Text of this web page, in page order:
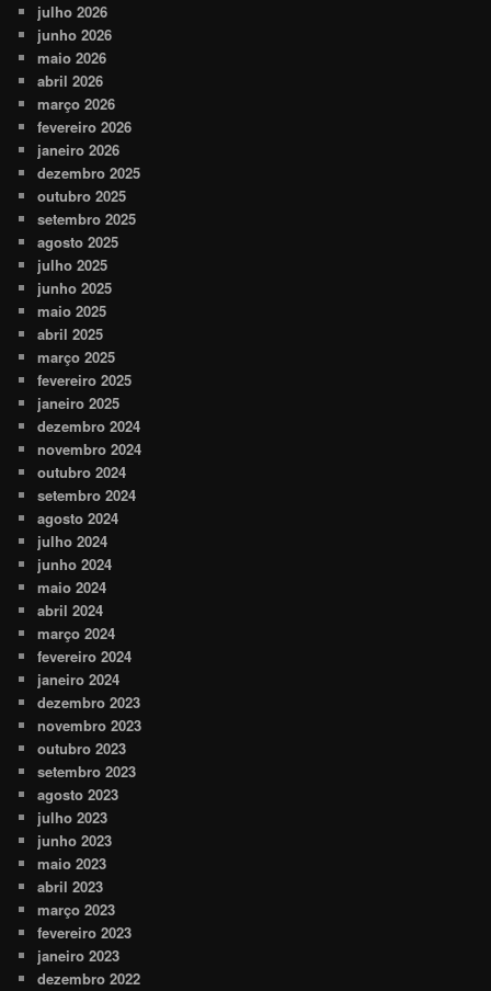
julho 2026
junho 2026
maio 2026
abril 2026
março 2026
fevereiro 2026
janeiro 2026
dezembro 2025
outubro 2025
setembro 2025
agosto 2025
julho 2025
junho 2025
maio 2025
abril 2025
março 2025
fevereiro 2025
janeiro 2025
dezembro 2024
novembro 2024
outubro 2024
setembro 2024
agosto 2024
julho 2024
junho 2024
maio 2024
abril 2024
março 2024
fevereiro 2024
janeiro 2024
dezembro 2023
novembro 2023
outubro 2023
setembro 2023
agosto 2023
julho 2023
junho 2023
maio 2023
abril 2023
março 2023
fevereiro 2023
janeiro 2023
dezembro 2022